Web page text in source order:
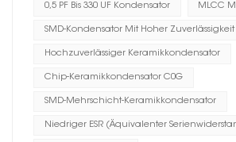
0,5 PF Bis 330 UF Kondensator MLCC
SMD-Kondensator Mit Hoher Zuverlässigkeit
Hochzuverlässiger Keramikkondensator
Chip-Keramikkondensator C0G
SMD-Mehrschicht-Keramikkondensator
Niedriger ESR (Äquivalenter